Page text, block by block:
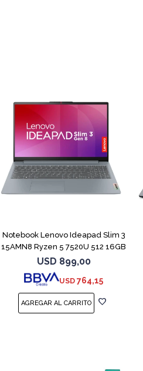
Notebook Lenovo Ideapad Slim 3
15AMN8 Ryzen 5 7520U 512 16GB
USD 899,00
USD 764,15